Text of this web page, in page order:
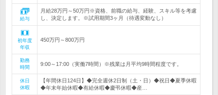
給与
月給28万円～50万円※資格、前職の給与、経験、スキル等を考慮
し、決定します。※試用期間3ヶ月（待遇変動なし）
初年度
年収
450万円～800万円
勤務
時間
9:00～17:00（実働7時間）※残業は月平均9時間程度です。
休日
休暇
【年間休日124日】◆完全週休2日制（土・日）◆祝日◆夏季休暇
◆年末年始休暇◆有給休暇◆慶弔休暇◆産…